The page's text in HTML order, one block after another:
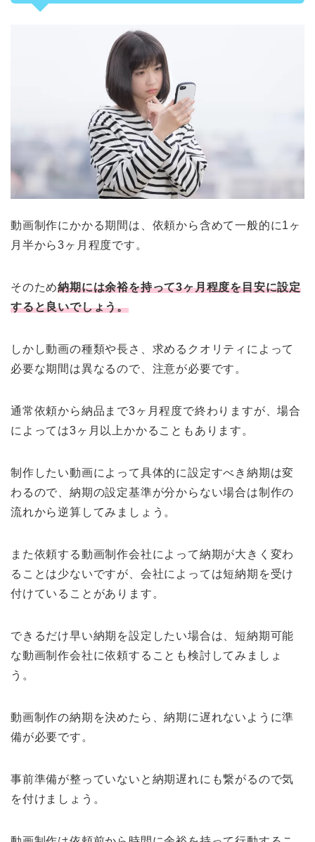
動画制作にかかる期間は、依頼から含めて一般的に1ヶ
月半から3ヶ月程度です。
そのため納期には余裕を持って3ヶ月程度を目安に設定
すると良いでしょう。
しかし動画の種類や長さ、求めるクオリティによって
必要な期間は異なるので、注意が必要です。
通常依頼から納品まで3ヶ月程度で終わりますが、場合
によっては3ヶ月以上かかることもあります。
制作したい動画によって具体的に設定すべき納期は変
わるので、納期の設定基準が分からない場合は制作の
流れから逆算してみましょう。
また依頼する動画制作会社によって納期が大きく変わ
ることは少ないですが、会社によっては短納期を受け
付けていることがあります。
できるだけ早い納期を設定したい場合は、短納期可能
な動画制作会社に依頼することも検討してみましょ
う。
動画制作の納期を決めたら、納期に遅れないように準
備が必要です。
事前準備が整っていないと納期遅れにも繋がるので気
を付けましょう。